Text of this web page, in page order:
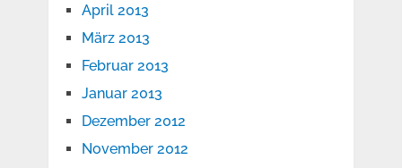
April 2013
März 2013
Februar 2013
Januar 2013
Dezember 2012
November 2012